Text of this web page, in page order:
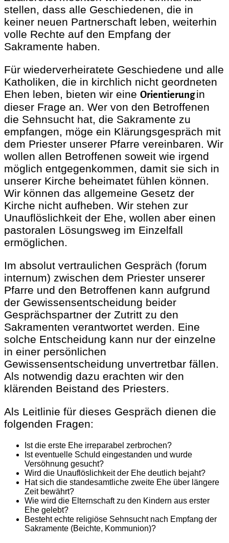
stellen, dass alle Geschiedenen, die in
keiner neuen Partnerschaft leben, weiterhin
volle Rechte auf den Empfang der
Sakramente haben.
Für wiederverheiratete Geschiedene und alle
Katholiken, die in kirchlich nicht geordneten
Ehen leben, bieten wir eine Orientierungin
dieser Frage an. Wer von den Betroffenen
die Sehnsucht hat, die Sakramente zu
empfangen, möge ein Klärungsgespräch mit
dem Priester unserer Pfarre vereinbaren. Wir
wollen allen Betroffenen soweit wie irgend
möglich entgegenkommen, damit sie sich in
unserer Kirche beheimatet fühlen können.
Wir können das allgemeine Gesetz der
Kirche nicht aufheben. Wir stehen zur
Unauflöslichkeit der Ehe, wollen aber einen
pastoralen Lösungsweg im Einzelfall
ermöglichen.
Im absolut vertraulichen Gespräch (forum
internum) zwischen dem Priester unserer
Pfarre und den Betroffenen kann aufgrund
der Gewissensentscheidung beider
Gesprächspartner der Zutritt zu den
Sakramenten verantwortet werden. Eine
solche Entscheidung kann nur der einzelne
in einer persönlichen
Gewissensentscheidung unvertretbar fällen.
Als notwendig dazu erachten wir den
klärenden Beistand des Priesters.
Als Leitlinie für dieses Gespräch dienen die
folgenden Fragen:
Ist die erste Ehe irreparabel zerbrochen?
Ist eventuelle Schuld eingestanden und wurde
Versöhnung gesucht?
Wird die Unauflöslichkeit der Ehe deutlich bejaht?
Hat sich die standesamtliche zweite Ehe über längere
Zeit bewährt?
Wie wird die Elternschaft zu den Kindern aus erster
Ehe gelebt?
Besteht echte religiöse Sehnsucht nach Empfang der
Sakramente (Beichte, Kommunion)?